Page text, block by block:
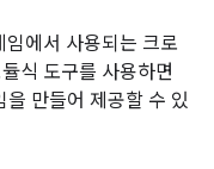
에서 사용되는 크로
식 도구를 사용하면
만들어 제공할 수 있